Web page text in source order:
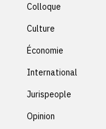
Colloque
Culture
Économie
International
Jurispeople
Opinion